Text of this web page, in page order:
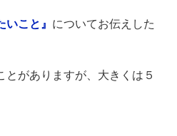
いこと』 についてお伝えした
がありますが、大きくは５